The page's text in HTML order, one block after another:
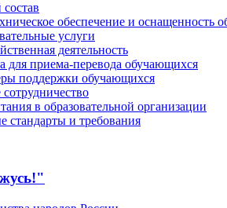
обеспечение и оснащенность
услуги
деятельность
для приема-перевода обучающихся
поддержки обучающихся
в образовательной организации
стандарты и требования